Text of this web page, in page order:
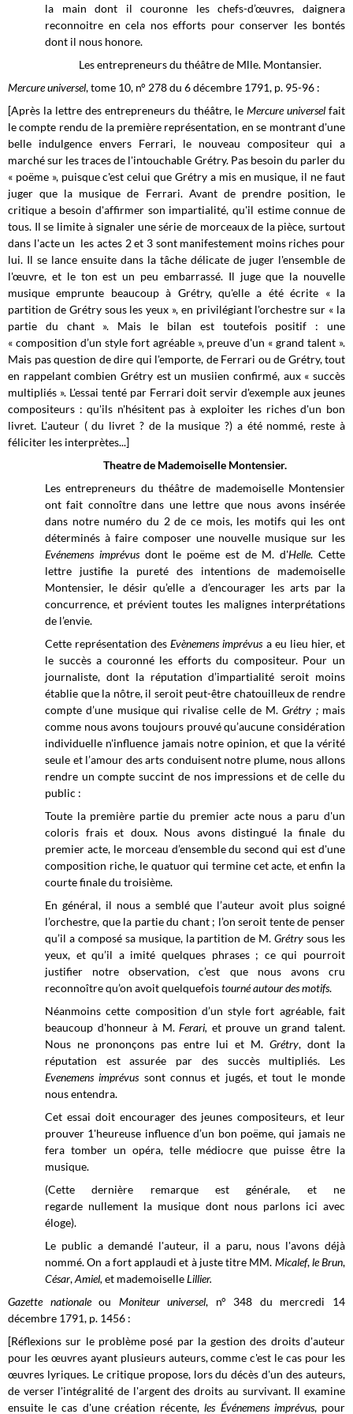
la main dont il couronne les chefs-d’œuvres, daignera
reconnoitre en cela nos efforts pour conserver les bontés
dont il nous honore.
Les entrepreneurs du théâtre de Mlle. Montansier.
Mercure universel, tome 10, n° 278 du 6 décembre 1791, p. 95-96 :
[Après la lettre des entrepreneurs du théâtre, le Mercure universel fait
le compte rendu de la première représentation, en se montrant d'une
belle indulgence envers Ferrari, le nouveau compositeur qui a
marché sur les traces de l'intouchable Grétry. Pas besoin du parler du
« poëme », puisque c'est celui que Grétry a mis en musique, il ne faut
juger que la musique de Ferrari. Avant de prendre position, le
critique a besoin d'affirmer son impartialité, qu'il estime connue de
tous. Il se limite à signaler une série de morceaux de la pièce, surtout
dans l'acte un les actes 2 et 3 sont manifestement moins riches pour
lui. Il se lance ensuite dans la tâche délicate de juger l'ensemble de
l'œuvre, et le ton est un peu embarrassé. Il juge que la nouvelle
musique emprunte beaucoup à Grétry, qu'elle a été écrite « la
partition de Grétry sous les yeux », en privilégiant l'orchestre sur « la
partie du chant ». Mais le bilan est toutefois positif : une
« composition d’un style fort agréable », preuve d'un « grand talent ».
Mais pas question de dire qui l'emporte, de Ferrari ou de Grétry, tout
en rappelant combien Grétry est un musiien confirmé, aux « succès
multipliés ». L'essai tenté par Ferrari doit servir d'exemple aux jeunes
compositeurs : qu'ils n'hésitent pas à exploiter les riches d'un bon
livret. L'auteur ( du livret ? de la musique ?) a été nommé, reste à
féliciter les interprètes...]
Theatre de Mademoiselle Montensier.
Les entrepreneurs du théâtre de mademoiselle Montensier
ont fait connoître dans une lettre que nous avons insérée
dans notre numéro du 2 de ce mois, les motifs qui les ont
déterminés à faire composer une nouvelle musique sur les
Evénemens imprévusdont le poëme est de M. d'Helle. Cette
lettre justifie la pureté des intentions de mademoiselle
Montensier, le désir qu’elle a d’encourager les arts par la
concurrence, et prévient toutes les malignes interprétations
de l’envie.
Cette représentation desEvènemens imprévusa eu lieu hier, et
le succès a couronné les efforts du compositeur. Pour un
journaliste, dont la réputation d’impartialité seroit moins
établie que la nôtre, il seroit peut-être chatouilleux de rendre
compte d’une musique qui rivalise celle de M.Grétry ;mais
comme nous avons toujours prouvé qu’aucune considération
individuelle n'influence jamais notre opinion, et que la vérité
seule et l’amour des arts conduisent notre plume, nous allons
rendre un compte succint de nos impressions et de celle du
public :
Toute la première partie du premier acte nous a paru d'un
coloris frais et doux. Nous avons distingué la finale du
premier acte, le morceau d’ensemble du second qui est d'une
composition riche, le quatuor qui termine cet acte, et enfin la
courte finale du troisième.
En général, il nous a semblé que l’auteur avoit plus soigné
l’orchestre, que la partie du chant ; l’on seroit tente de penser
qu’il a composé sa musique, la partition de M.Grétry sous les
yeux, et qu’il a imité quelques phrases ; ce qui pourroit
justifier notre observation, c’est que nous avons cru
reconnoître qu’on avoit quelquefoistourné autour des motifs.
Néanmoins cette composition d’un style fort agréable, fait
beaucoup d'honneur à M.Ferari, et prouve un grand talent.
Nous ne prononçons pas entre lui et M. Grétry, dont la
réputation est assurée par des succès multipliés. Les
Evenemens imprévussont connus et jugés, et tout le monde
nous entendra.
Cet essai doit encourager des jeunes compositeurs, et leur
prouver 1'heureuse influence d’un bon poëme, qui jamais ne
fera tomber un opéra, telle médiocre que puisse être la
musique.
(Cette dernière remarque est générale, et ne
regarde nullement la musique dont nous parlons ici avec
éloge).
Le public a demandé l'auteur, il a paru, nous l'avons déjà
nommé. On a fort applaudi et à juste titre MM. Micalef,le Brun,
César,Amiel, et mademoiselleLillier.
Gazette nationaleou Moniteur universel, n° 348 du mercredi 14
décembre 1791, p. 1456 :
[Réflexions sur le problème posé par la gestion des droits d'auteur
pour les œuvres ayant plusieurs auteurs, comme c'est le cas pour les
œuvres lyriques. Le critique propose, lors du décès d'un des auteurs,
de verser l'intégralité de l'argent des droits au survivant. Il examine
ensuite le cas d'une création récente,les Événemens imprévus, pour